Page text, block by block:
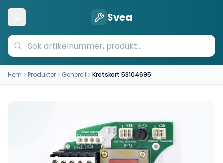
Öppna meny Svea
Hem Produkter Generell Kretskort 53104695